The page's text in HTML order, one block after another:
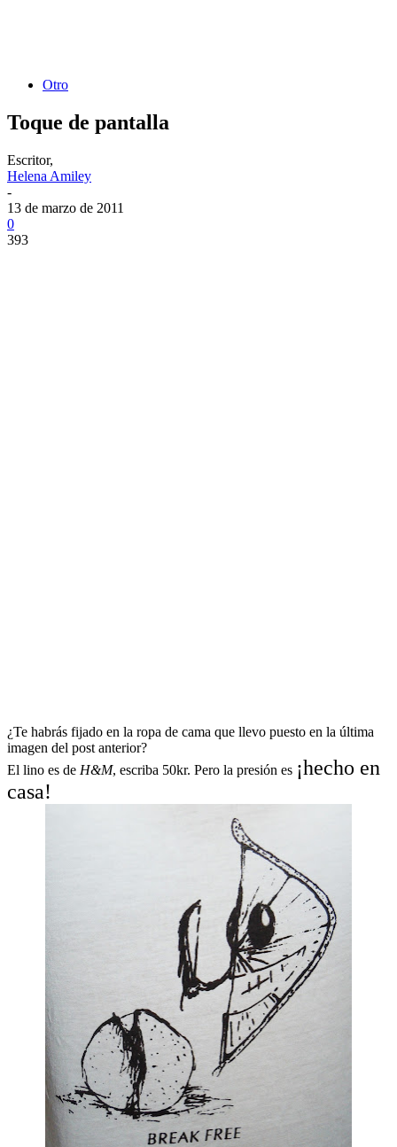
Otro
Toque de pantalla
Escritor,
Helena Amiley
-
13 de marzo de 2011
0
393
¿Te habrás fijado en la ropa de cama que llevo puesto en la última
imagen del post anterior?
El lino es de H&M, escriba 50kr. Pero la presión es ¡hecho en
casa!